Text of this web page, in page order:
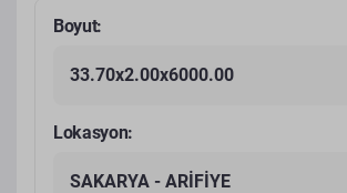
Boyut:
33.70x2.00x6000.00
Lokasyon:
SAKARYA - ARİFİYE